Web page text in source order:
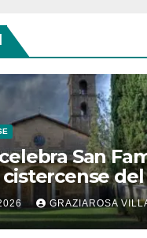
San
del
GRAZIAROSA